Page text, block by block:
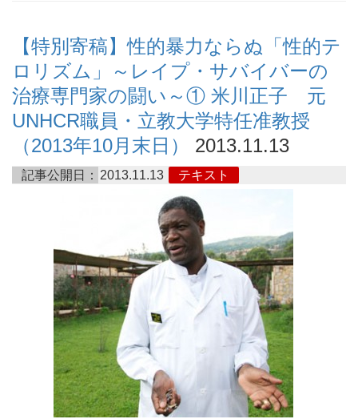
【特別寄稿】性的暴力ならぬ「性的テ
ロリズム」～レイプ・サバイバーの
治療専門家の闘い～① 米川正子 元
UNHCR職員・立教大学特任准教授
（2013年10月末日）
2013.11.13
記事公開日： 2013.11.13 テキスト